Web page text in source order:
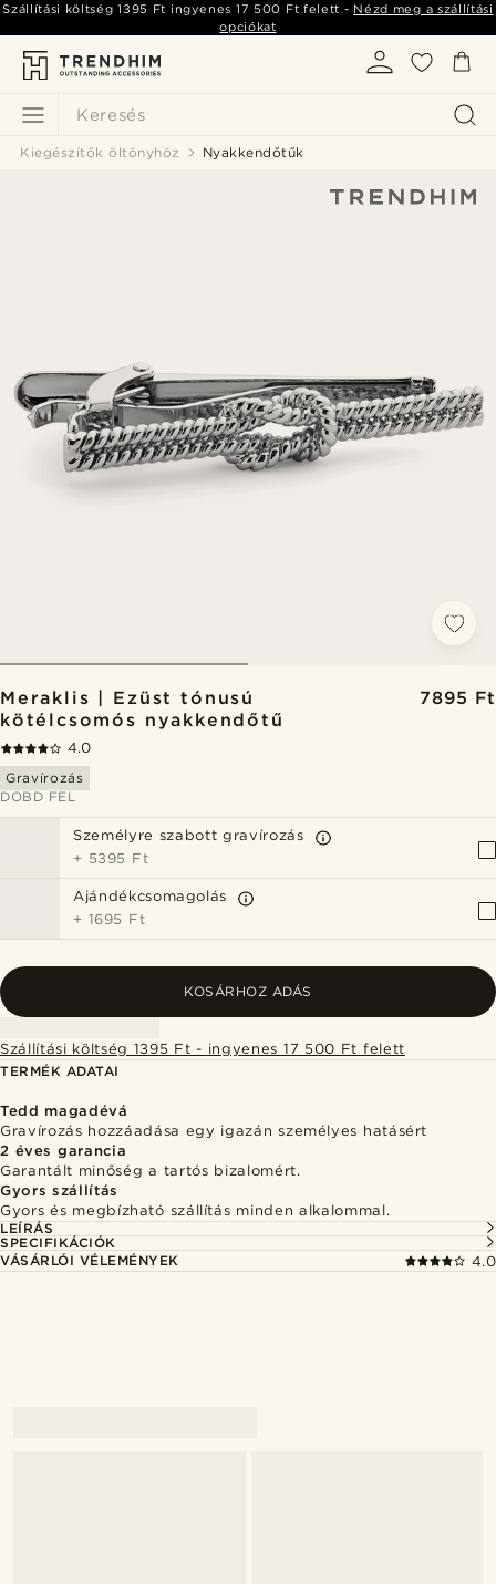
Keresés
Szállítási költség1395 Ft ingyenes 17 500 Ft felett - Nézd meg a szállítási
opciókat
Kiegészítők öltönyhöz Nyakkendőtűk
Meraklis | Ezüst tónusú
kötélcsomós nyakkendőtű
7895 Ft
4.0
Gravírozás
DOBD FEL
Személyre szabott gravírozás
+ 5395 Ft
Ajándékcsomagolás
+ 1695 Ft
KOSÁRHOZ ADÁS
Szállítási költség 1395 Ft - ingyenes 17 500 Ft felett
TERMÉK ADATAI
Tedd magadévá
Gravírozás hozzáadása egy igazán személyes hatásért
2 éves garancia
Garantált minőség a tartós bizalomért.
Gyors szállítás
Gyors és megbízható szállítás minden alkalommal.
LEÍRÁS
SPECIFIKÁCIÓK
VÁSÁRLÓI VÉLEMÉNYEK
4.0